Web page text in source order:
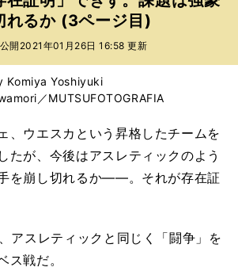
れるか (3ページ目)
開 2021年01月26日 16:58 更新
Komiya Yoshiyuki
／MUTSUFOTOGRAFIA
、ウエスカという昇格したチームを
たが、今後はアスレティックのよう
を崩し切れるか――。それが存在証
アスレティックと同じく「闘争」を
ス戦だ。